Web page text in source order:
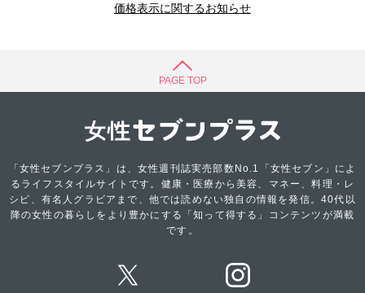
価格表示に関するお知らせ
PAGE TOP
「女性セブンプラス」は、女性週刊誌実売部数No.1「女性セブン」によ
るライフスタイルサイトです。健康・医療から美容、マネー、料理・レ
シピ、有名人グラビアまで、他では読めない独自の情報を発信。40代以
降の女性の暮らしをより豊かにする「知って得する」コンテンツが満載
です。